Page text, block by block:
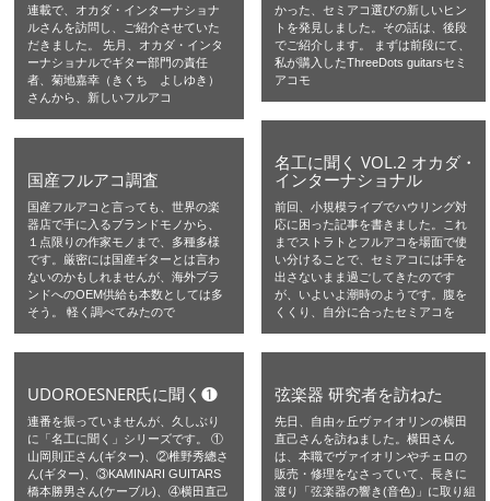
連載で、オカダ・インターナショナ
ルさんを訪問し、ご紹介させていた
だきました。 先月、オカダ・インタ
ーナショナルでギター部門の責任
者、菊地嘉幸（きくち よしゆき）
さんから、新しいフルアコ
かった、セミアコ選びの新しいヒン
トを発見しました。その話は、後段
でご紹介します。 まずは前段にて、
私が購入したThreeDots guitarsセミ
アコモ
名工に聞く VOL.2 オカダ・
インターナショナル
前回、小規模ライブでハウリング対
応に困った記事を書きました。これ
までストラトとフルアコを場面で使
い分けることで、セミアコには手を
出さないまま過ごしてきたのです
が、いよいよ潮時のようです。腹を
くくり、自分に合ったセミアコを
国産フルアコ調査
国産フルアコと言っても、世界の楽
器店で手に入るブランドモノから、
１点限りの作家モノまで、多種多様
です。厳密には国産ギターとは言わ
ないのかもしれませんが、海外ブラ
ンドへのOEM供給も本数としては多
そう。 軽く調べてみたので
UDOROESNER氏に聞く❶
連番を振っていませんが、久しぶり
に「名工に聞く」シリーズです。 ①
山岡則正さん(ギター)、②椎野秀總さ
ん(ギター)、③KAMINARI GUITARS
橋本勝男さん(ケーブル)、④横田直己
弦楽器 研究者を訪ねた
先日、自由ヶ丘ヴァイオリンの横田
直己さんを訪ねました。横田さん
は、本職でヴァイオリンやチェロの
販売・修理をなさっていて、長きに
渡り「弦楽器の響き(音色)」に取り組